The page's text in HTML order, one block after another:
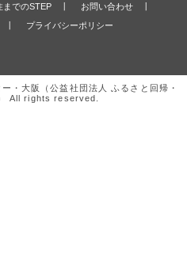
までのSTEP
お問い合わせ
プライバシーポリシー
・大阪（公益社団法人 ふるさと回帰・
All rights reserved.